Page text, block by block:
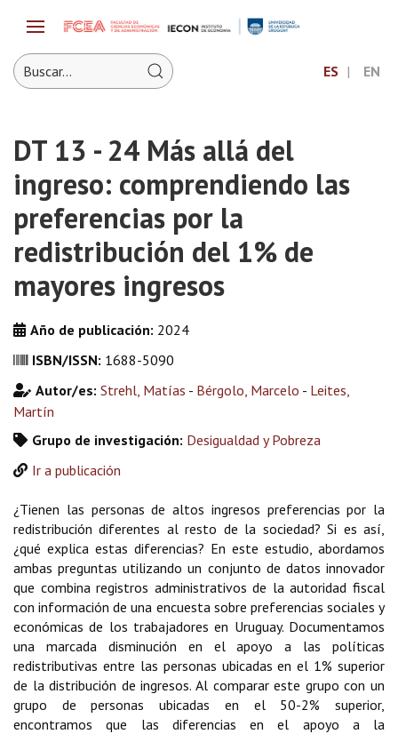
ES EN
DT 13 - 24 Más allá del
ingreso: comprendiendo las
preferencias por la
redistribución del 1% de
mayores ingresos
Año de publicación: 2024
ISBN/ISSN: 1688-5090
Autor/es: Strehl, Matías - Bérgolo, Marcelo - Leites,
Martín
Grupo de investigación: Desigualdad y Pobreza
Ir a publicación
¿Tienen las personas de altos ingresos preferencias por la
redistribución diferentes al resto de la sociedad? Si es así,
¿qué explica estas diferencias? En este estudio, abordamos
ambas preguntas utilizando un conjunto de datos innovador
que combina registros administrativos de la autoridad fiscal
con información de una encuesta sobre preferencias sociales y
económicas de los trabajadores en Uruguay. Documentamos
una marcada disminución en el apoyo a las políticas
redistributivas entre las personas ubicadas en el 1% superior
de la distribución de ingresos. Al comparar este grupo con un
grupo de personas ubicadas en el 50-2% superior,
encontramos que las diferencias en el apoyo a la